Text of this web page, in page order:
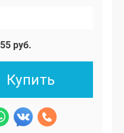
55 руб.
Купить